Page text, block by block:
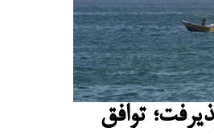
توافق